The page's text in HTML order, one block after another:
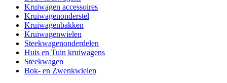
Kruiwagen accessoires
Kruiwagenonderstel
Kruiwagenbakken
Kruiwagenwielen
Steekwagenonderdelen
Huis en Tuin kruiwagens
Steekwagen
Bok- en Zwenkwielen